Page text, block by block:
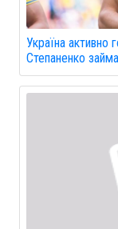
Україна активно
Степаненко